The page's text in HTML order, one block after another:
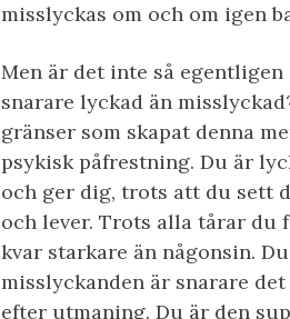
misslyckas om och om igen
Men är det inte så
snarare lyckad än
gränser som skapat denna
psykisk påfrestning. Du är
och ger dig, trots att du sett
och lever. Trots alla tårar du
kvar starkare än någonsin.
misslyckanden är snarare
efter utmaning. Du är den